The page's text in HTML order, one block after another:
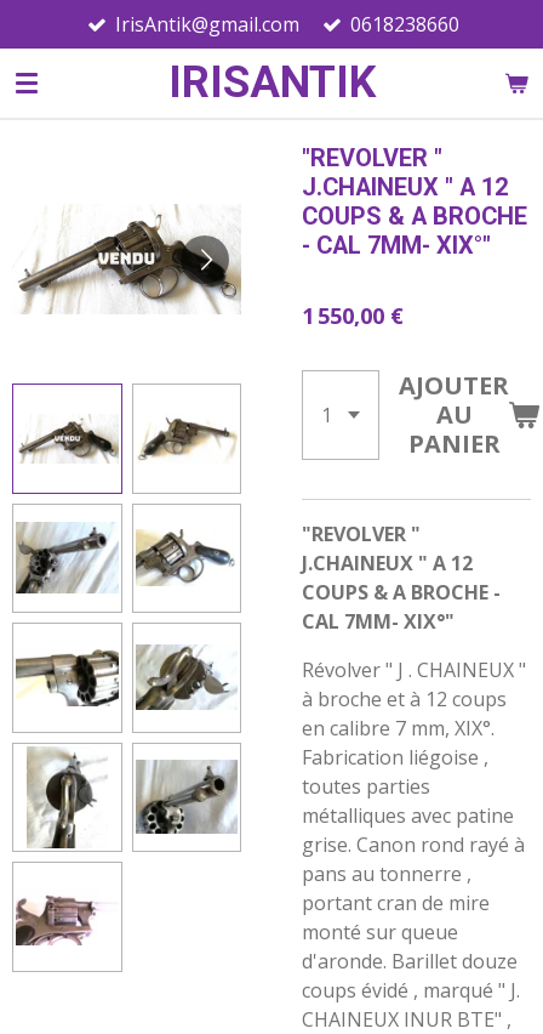
au
contenu
IRISANTIK
IrisAntik@gmail.com 0618238660
"REVOLVER "
J.CHAINEUX " A 12
COUPS & A BROCHE
- CAL 7MM- XIX°"
1 550,00 €
AJOUTER
AU
PANIER
"REVOLVER "
J.CHAINEUX " A 12
COUPS & A BROCHE -
CAL 7MM- XIX°"
Révolver " J . CHAINEUX "
à broche et à 12 coups
en calibre 7 mm, XIX°.
Fabrication liégoise ,
toutes parties
métalliques avec patine
grise. Canon rond rayé à
pans au tonnerre ,
portant cran de mire
monté sur queue
d'aronde. Barillet douze
coups évidé , marqué " J.
CHAINEUX INUR BTE" ,